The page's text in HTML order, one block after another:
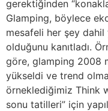
gerektiğinden
Glamping, böylece
mesafeli her şey
olduğunu kanıtladı.
göre, glamping 2008
yükseldi ve trend
örneklediğimiz Think
sonu tatilleri” için